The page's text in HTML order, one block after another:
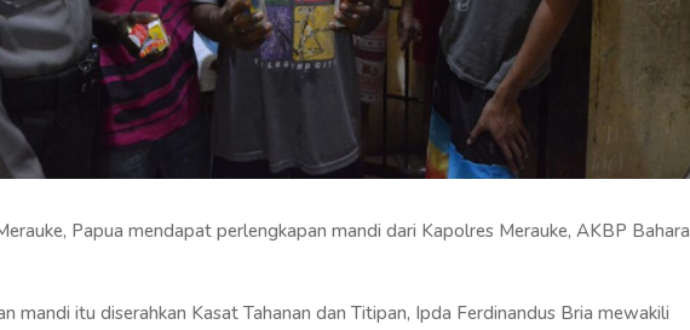
Papua mendapat perlengkapan mandi dari Kapolres Merauke, AKBP Bahara
mandi itu diserahkan Kasat Tahanan dan Titipan, Ipda Ferdinandus Bria mewakili